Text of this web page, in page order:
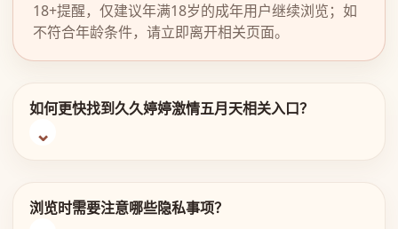
18+提醒，仅建议年满18岁的成年用户继续浏览；如
不符合年龄条件，请立即离开相关页面。
如何更快找到久久婷婷激情五月天相关入口？
浏览时需要注意哪些隐私事项？